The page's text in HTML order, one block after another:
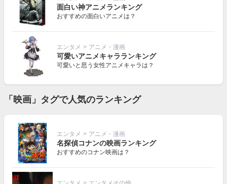
面白い神アニメランキング
おすすめの面白いアニメは？
エンタメ > アニメ・漫画
可愛いアニメキャラランキング
可愛いと思う女性アニメキャラは？
「映画」タグで人気のランキング
エンタメ > アニメ・漫画
名探偵コナンの映画ランキング
おすすめのコナン映画は？